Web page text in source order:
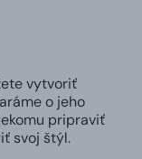
vytvoriť
o jeho
pripraviť
svoj štýl.